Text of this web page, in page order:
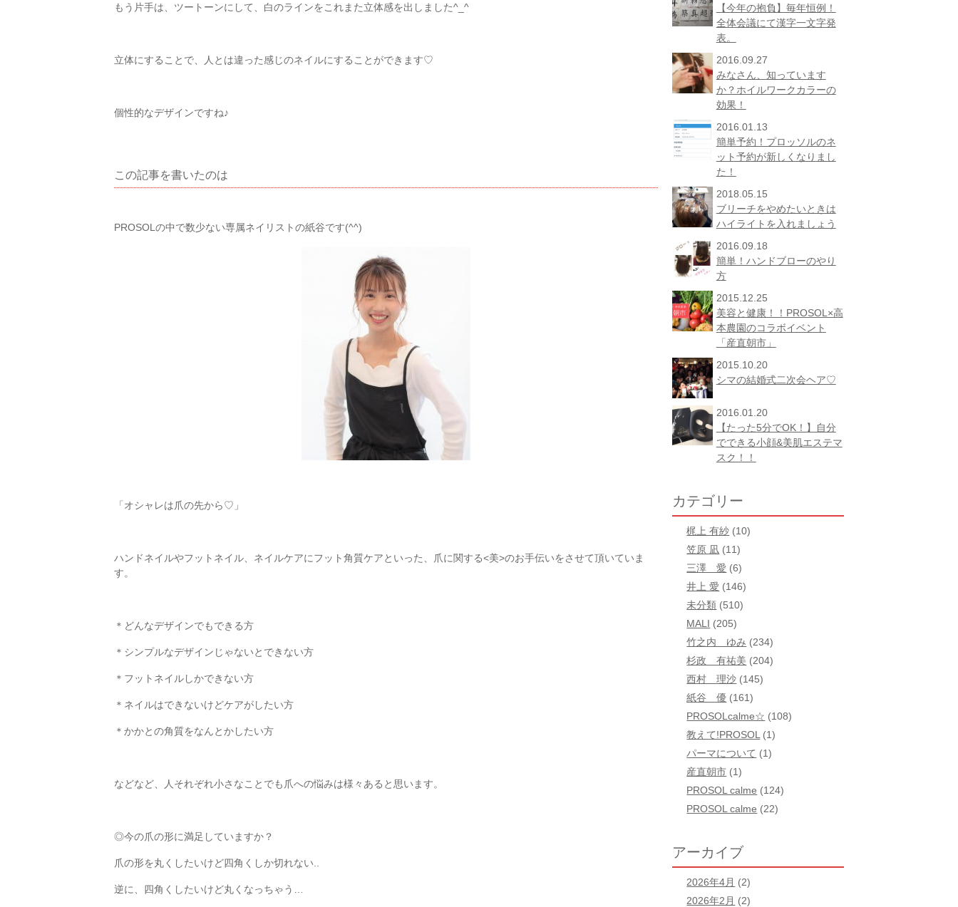
もう片手は、ツートーンにして、白のラインをこれまた立体感を出しました^_^
立体にすることで、人とは違った感じのネイルにすることができます♡
個性的なデザインですね♪
この記事を書いたのは
PROSOLの中で数少ない専属ネイリストの紙谷です(^^)
「オシャレは爪の先から♡」
ハンドネイルやフットネイル、ネイルケアにフット角質ケアといった、爪に関する<美>のお手伝いをさせて頂いていま
す。
＊どんなデザインでもできる方
＊シンプルなデザインじゃないとできない方
＊フットネイルしかできない方
＊ネイルはできないけどケアがしたい方
＊かかとの角質をなんとかしたい方
などなど、人それぞれ小さなことでも爪への悩みは様々あると思います。
◎今の爪の形に満足していますか？
爪の形を丸くしたいけど四角くしか切れない..
逆に、四角くしたいけど丸くなっちゃう…
【今年の抱負】毎年恒例！
全体会議にて漢字一文字発
表。
2016.09.27
みなさん、知っています
か？ホイルワークカラーの
効果！
2016.01.13
簡単予約！プロッソルのネ
ット予約が新しくなりまし
た！
2018.05.15
ブリーチをやめたいときは
ハイライトを入れましょう
2016.09.18
簡単！ハンドブローのやり
方
2015.12.25
美容と健康！！PROSOL×高
本農園のコラボイベント
「産直朝市」
2015.10.20
シマの結婚式二次会ヘア♡
2016.01.20
【たった5分でOK！】自分
でできる小顔&美肌エステマ
スク！！
カテゴリー
梶上 有紗 (10)
笠原 凪 (11)
三澤 愛 (6)
井上 愛 (146)
未分類 (510)
MALI (205)
竹之内 ゆみ (234)
杉政 有祐美 (204)
西村 理沙 (145)
紙谷 優 (161)
PROSOLcalme☆ (108)
教えて!PROSOL (1)
パーマについて (1)
産直朝市 (1)
PROSOL calme (124)
PROSOL calme (22)
アーカイブ
2026年4月 (2)
2026年2月 (2)